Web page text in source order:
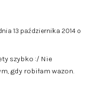
13 października 2014 o
szybko :/ Nie
gdy robiłam wazon.